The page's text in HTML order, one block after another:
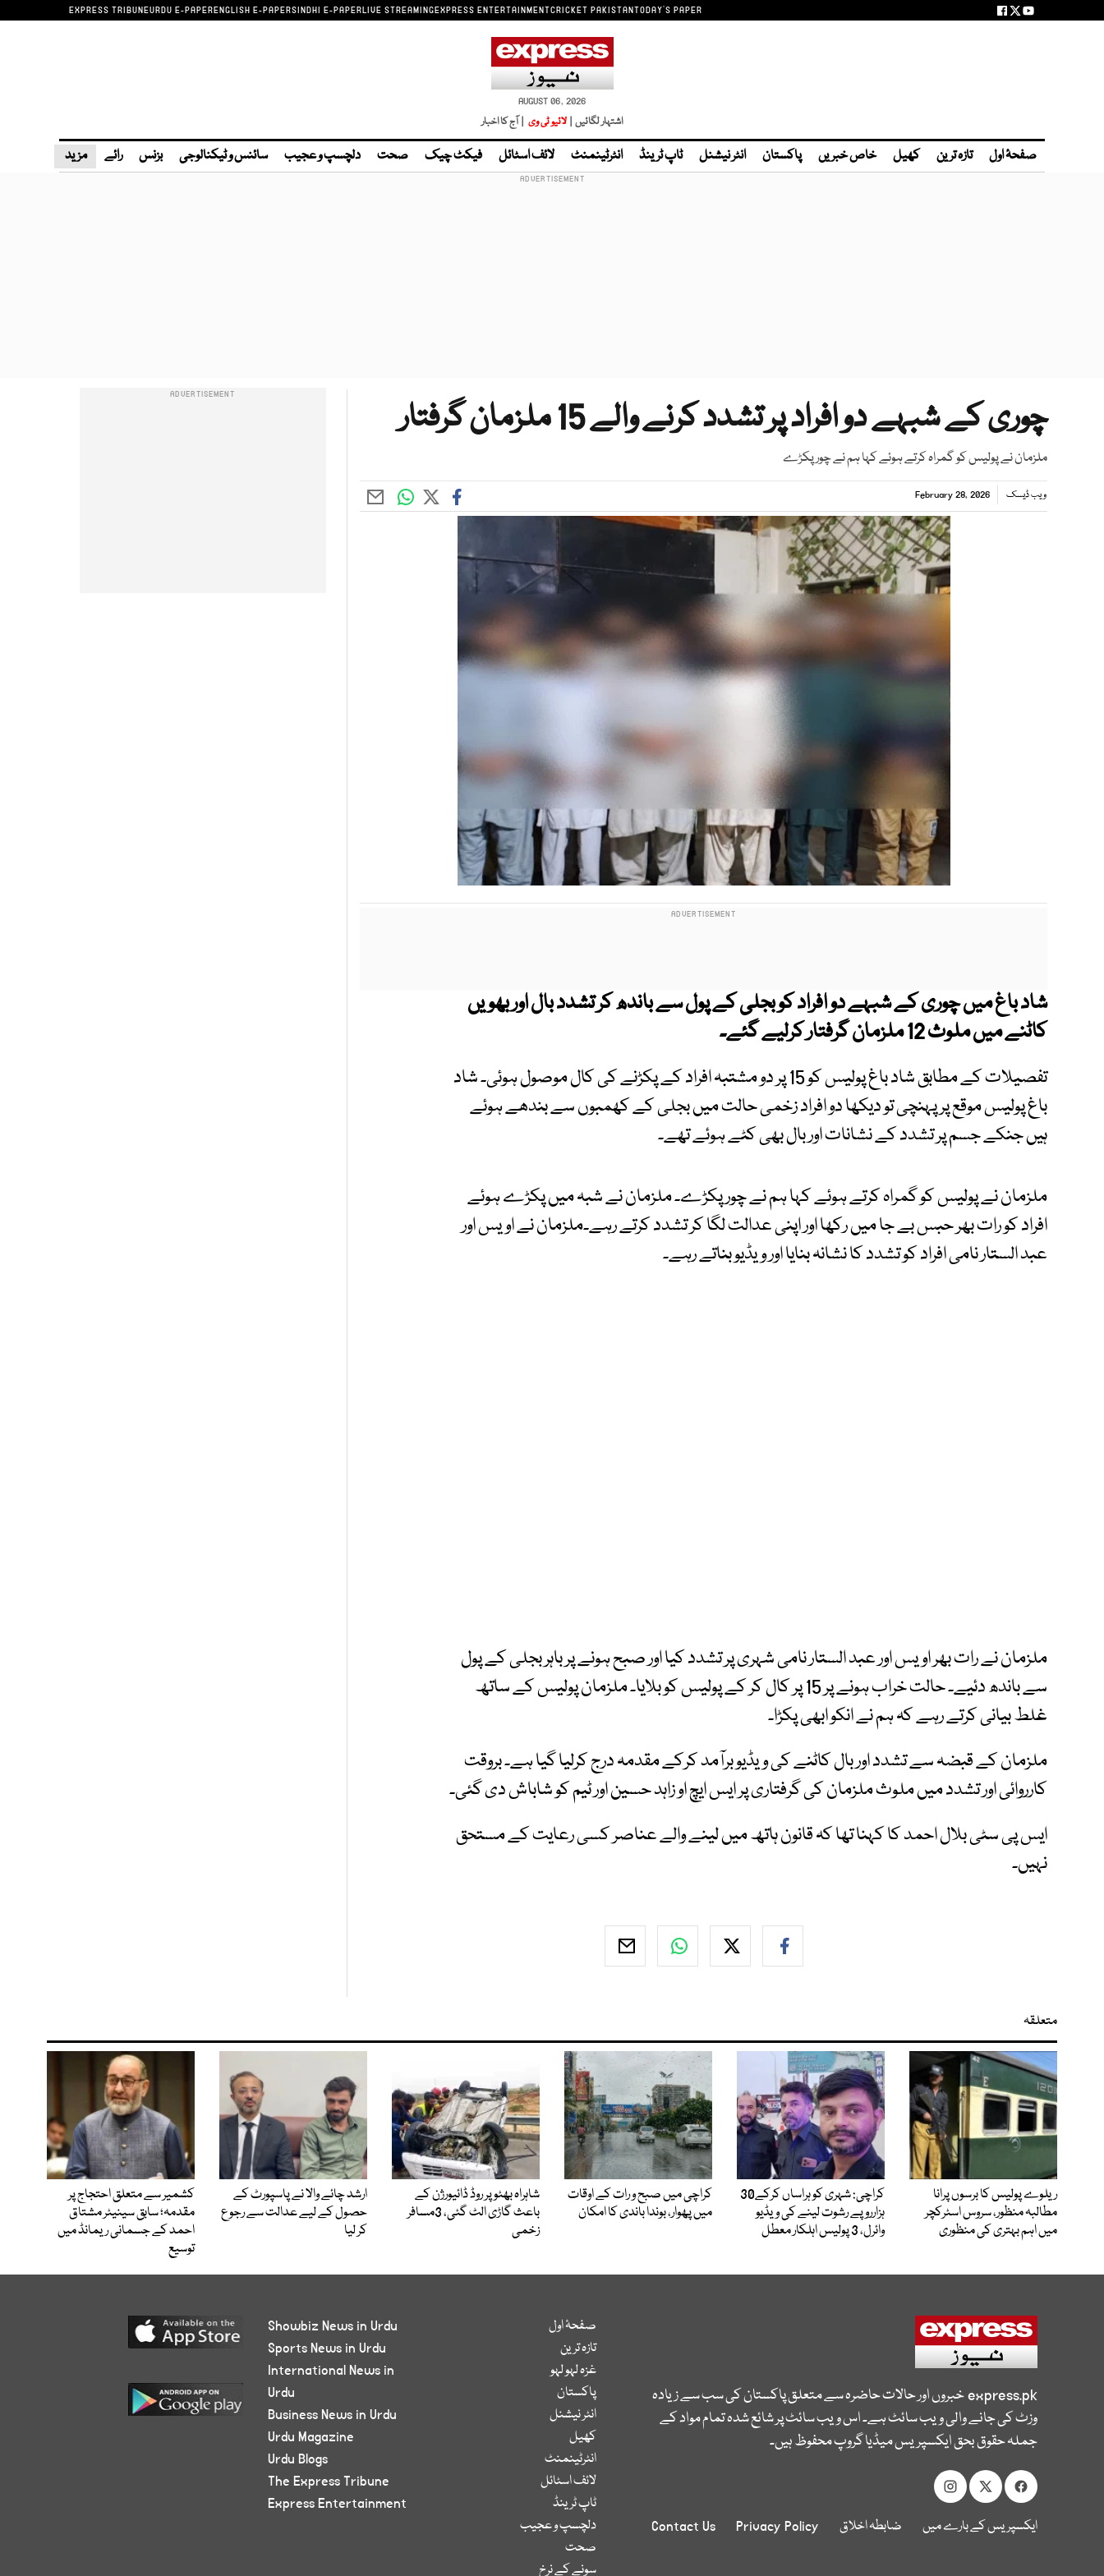
EXPRESS TRIBUNEURDU E-PAPERENGLISH E-PAPERSINDHI E-PAPERLIVE STREAMINGEXPRESS ENTERTAINMENTCRICKET PAKISTANTODAY'S PAPER
AUGUST 06, 2026
اشتہار لگائیں | لائیو ٹی وی | آج کا اخبار
صفحۂ اول تازہ ترین کھیل خاص خبریں پاکستان انٹر نیشنل ٹاپ ٹرینڈ انٹرٹینمنٹ لائف اسٹائل فیکٹ چیک صحت دلچسپ و عجیب سائنس و ٹیکنالوجی بزنس رائے مزید
چوری کے شبہے دو افراد پر تشدد کرنے والے 15 ملزمان گرفتار
ملزمان نے پولیس کو گمراہ کرتے ہوئے کہا ہم نے چور پکڑے
ویب ڈیسک February 28, 2026
شاد باغ میں چوری کے شبہے دو افراد کو بجلی کے پول سے باندھ کر تشدد بال اور بھویں
کاٹنے میں ملوث 12 ملزمان گرفتار کرلیے گئے۔
تفصیلات کے مطابق شاد باغ پولیس کو 15 پر دو مشتبہ افراد کے پکڑنے کی کال موصول ہوئی۔ شاد
باغ پولیس موقع پر پہنچی تو دیکھا دو افراد زخمی حالت میں بجلی کے کھمبوں سے بندھے ہوئے
ہیں جنکے جسم پر تشدد کے نشانات اور بال بھی کٹے ہوئے تھے۔
ملزمان نے پولیس کو گمراہ کرتے ہوئے کہا ہم نے چور پکڑے۔ ملزمان نے شبہ میں پکڑے ہوئے
افراد کو رات بھر حبس بے جا میں رکھا اور اپنی عدالت لگا کر تشدد کرتے رہے۔ملزمان نے اویس اور
عبد الستار نامی افراد کو تشدد کا نشانہ بنایا اور ویڈیو بناتے رہے۔
ملزمان نے رات بھر اویس اور عبد الستار نامی شہری پر تشدد کیا اور صبح ہونے پر باہر بجلی کے پول
سے باندھ دئیے۔ حالت خراب ہونے پر 15 پر کال کر کے پولیس کو بلایا۔ ملزمان پولیس کے ساتھ
غلط بیانی کرتے رہے کہ ہم نے انکو ابھی پکڑا۔
ملزمان کے قبضہ سے تشدد اور بال کاٹنے کی ویڈیو برآمد کرکے مقدمہ درج کرلیا گیا ہے۔ بروقت
کارروائی اور تشدد میں ملوث ملزمان کی گرفتاری پر ایس ایچ او زاہد حسین اور ٹیم کو شاباش دی گئی۔
ایس پی سٹی بلال احمد کا کہنا تھا کہ قانون ہاتھ میں لینے والے عناصر کسی رعایت کے مستحق
نہیں۔
متعلقہ
ریلوے پولیس کا برسوں پرانا
مطالبہ منظور، سروس اسٹرکچر
میں اہم بہتری کی منظوری
کراچی: شہری کو ہراساں کرکے30
ہزارروپے رشوت لینے کی ویڈیو
وائرل، 3 پولیس اہلکار معطل
کراچی میں صبح و رات کے اوقات
میں پھوار، بوندا باندی کا امکان
شاہراہ بھٹو پر روڈ ڈائیورژن کے
باعث گاڑی الٹ گئی، 3مسافر
زخمی
ارشد چائے والا نے پاسپورٹ کے
حصول کے لیے عدالت سے رجوع
کر لیا
کشمیر سے متعلق احتجاج پر
مقدمہ؛ سابق سینیٹر مشتاق
احمد کے جسمانی ریمانڈ میں
توسیع
express.pkخبروں اور حالات حاضرہ سے متعلق پاکستان کی سب سے زیادہ
وزٹ کی جانے والی ویب سائٹ ہے۔ اس ویب سائٹ پر شائع شدہ تمام مواد کے
جملہ حقوق بحق ایکسپریس میڈیا گروپ محفوظ ہیں۔
ایکسپریس کے بارے میں ضابطہ اخلاق Privacy Policy
Contact Us
صفحۂ اول
تازہ ترین
غزہ لہو لہو
پاکستان
انٹر نیشنل
کھیل
انٹرٹینمنٹ
لائف اسٹائل
ٹاپ ٹرینڈ
دلچسپ و عجیب
صحت
سونے کے نرخ
Showbiz News in Urdu
Sports News in Urdu
International News in
Urdu
Business News in Urdu
Urdu Magazine
Urdu Blogs
The Express Tribune
Express Entertainment